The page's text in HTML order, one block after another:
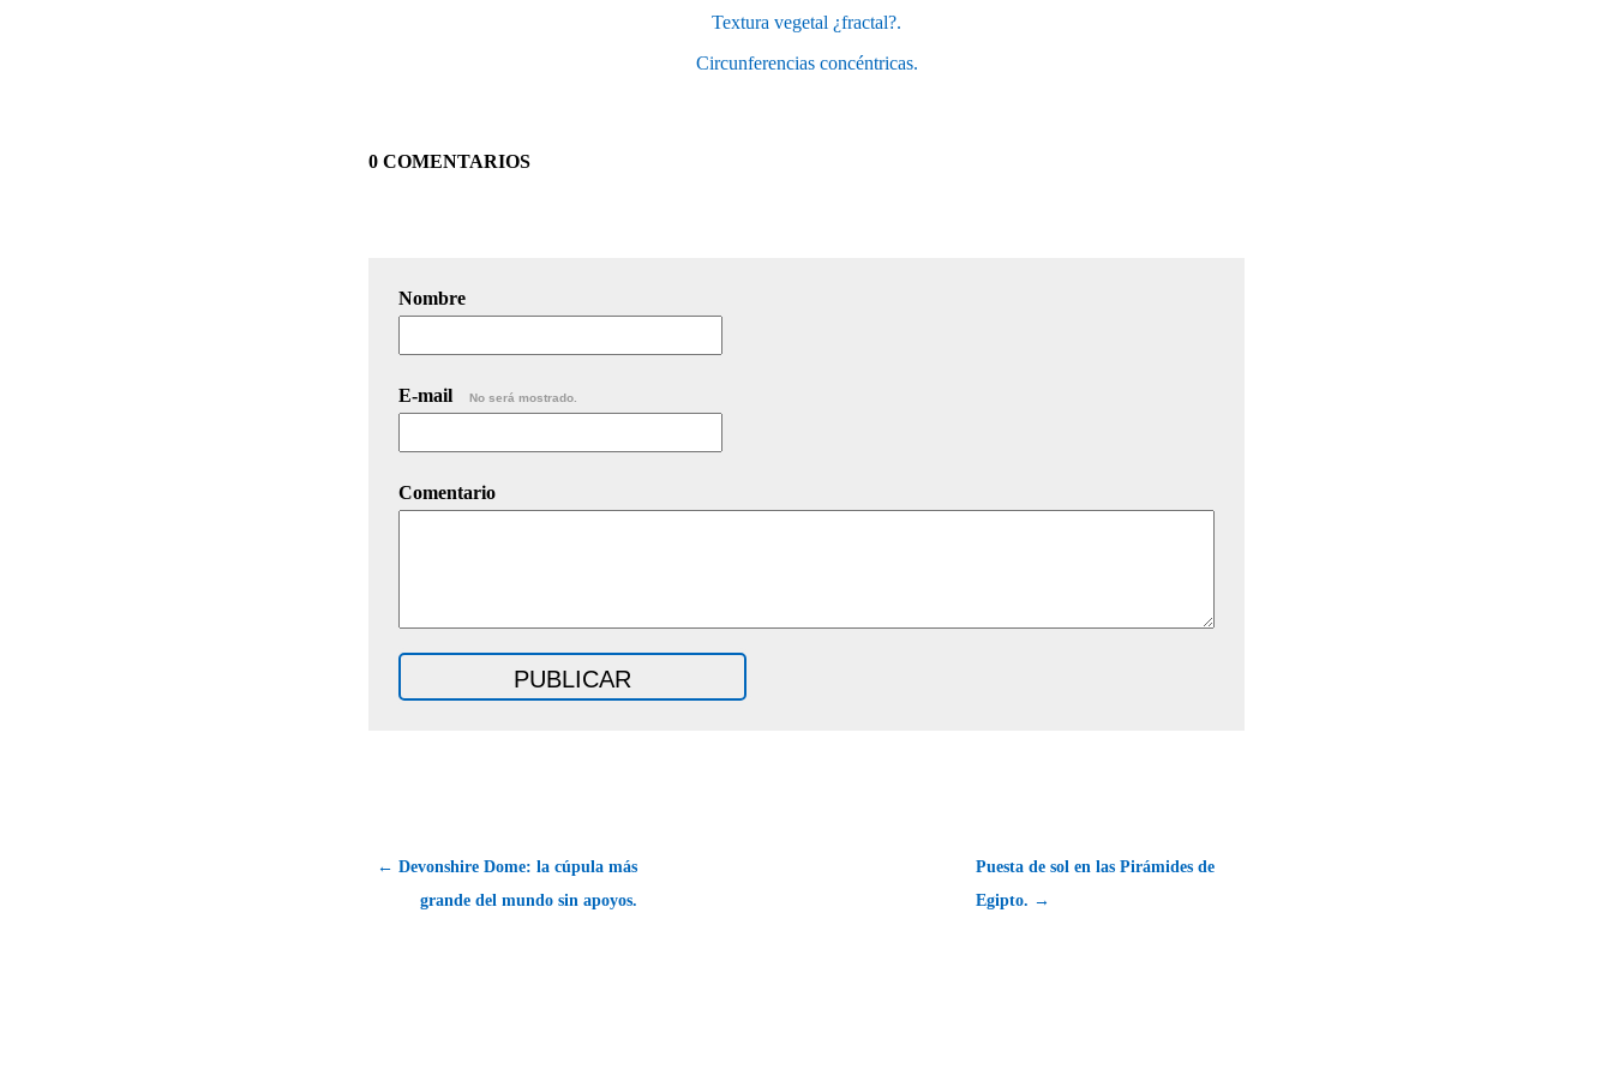
Textura vegetal ¿fractal?.
Circunferencias concéntricas.
0 COMENTARIOS
Nombre
E-mail No será mostrado.
Comentario
← Devonshire Dome: la cúpula más
grande del mundo sin apoyos.
Puesta de sol en las Pirámides de
Egipto. →